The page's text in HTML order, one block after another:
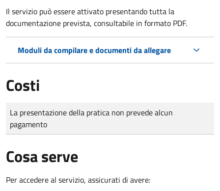
Il servizio può essere attivato presentando tutta la
documentazione prevista, consultabile in formato PDF.
Moduli da compilare e documenti da allegare
Costi
Tipo di pagamento
Importo
La presentazione della pratica non prevede alcun
pagamento
Cosa serve
Per accedere al servizio, assicurati di avere: